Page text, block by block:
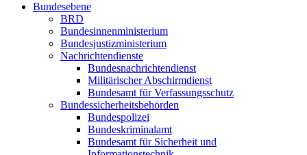
Bundesebene
BRD
Bundesinnenministerium
Bundesjustizministerium
Nachrichtendienste
Bundesnachrichtendienst
Militärischer Abschirmdienst
Bundesamt für Verfassungsschutz
Bundessicherheitsbehörden
Bundespolizei
Bundeskriminalamt
Bundesamt für Sicherheit und